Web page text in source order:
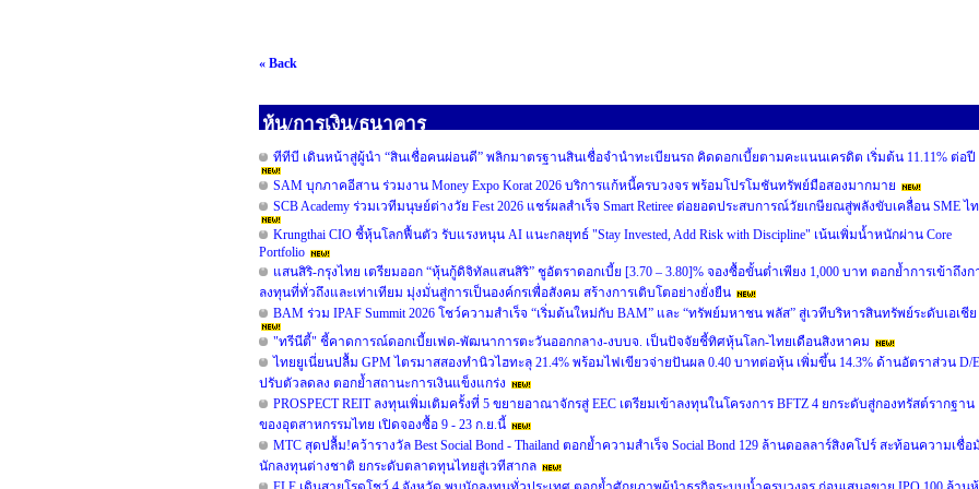
« Back
หุ้น/การเงิน/ธนาคาร
ทีทีบี เดินหน้าสู่ผู้นำ “สินเชื่อคนผ่อนดี” พลิกมาตรฐานสินเชื่อจำนำทะเบียนรถ คิดดอกเบี้ยตามคะแนนเครดิต เริ่มต้น 11.11% ต่อปี
SAM บุกภาคอีสาน ร่วมงาน Money Expo Korat 2026 บริการแก้หนี้ครบวงจร พร้อมโปรโมชันทรัพย์มือสองมากมาย
SCB Academy ร่วมเวทีมนุษย์ต่างวัย Fest 2026 แชร์ผลสำเร็จ Smart Retiree ต่อยอดประสบการณ์วัยเกษียณสู่พลังขับเคลื่อน SME ไ
Krungthai CIO ชี้หุ้นโลกฟื้นตัว รับแรงหนุน AI แนะกลยุทธ์ "Stay Invested, Add Risk with Discipline" เน้นเพิ่มน้ำหนักผ่าน Core
Portfolio
แสนสิริ-กรุงไทย เตรียมออก “หุ้นกู้ดิจิทัลแสนสิริ” ชูอัตราดอกเบี้ย [3.70 – 3.80]% จองซื้อขั้นต่ำเพียง 1,000 บาท ตอกย้ำการเข้าถึงก
ลงทุนที่ทั่วถึงและเท่าเทียม มุ่งมั่นสู่การเป็นองค์กรเพื่อสังคม สร้างการเติบโตอย่างยั่งยืน
BAM ร่วม IPAF Summit 2026 โชว์ความสำเร็จ “เริ่มต้นใหม่กับ BAM” และ “ทรัพย์มหาชน พลัส” สู่เวทีบริหารสินทรัพย์ระดับเอเชีย
"ทรีนีตี้" ชี้คาดการณ์ดอกเบี้ยเฟด-พัฒนาการตะวันออกกลาง-งบบจ. เป็นปัจจัยชี้ทิศหุ้นโลก-ไทยเดือนสิงหาคม
ไทยยูเนี่ยนปลื้ม GPM ไตรมาสสองทำนิวไฮทะลุ 21.4% พร้อมไฟเขียวจ่ายปันผล 0.40 บาทต่อหุ้น เพิ่มขึ้น 14.3% ด้านอัตราส่วน D/E
ปรับตัวลดลง ตอกย้ำสถานะการเงินแข็งแกร่ง
PROSPECT REIT ลงทุนเพิ่มเติมครั้งที่ 5 ขยายอาณาจักรสู่ EEC เตรียมเข้าลงทุนในโครงการ BFTZ 4 ยกระดับสู่กองทรัสต์รากฐาน
ของอุตสาหกรรมไทย เปิดจองซื้อ 9 - 23 ก.ย.นี้
MTC สุดปลื้ม!คว้ารางวัล Best Social Bond - Thailand ตอกย้ำความสำเร็จ Social Bond 129 ล้านดอลลาร์สิงคโปร์ สะท้อนความเชื่อ
นักลงทุนต่างชาติ ยกระดับตลาดทุนไทยสู่เวทีสากล